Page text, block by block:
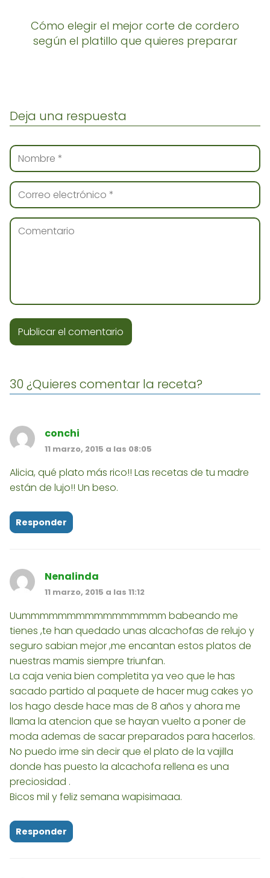
Cómo elegir el mejor corte de cordero
según el platillo que quieres preparar
30 ¿Quieres comentar la receta?
conchi
11 marzo, 2015 a las 08:05
Alicia, qué plato más rico!! Las recetas de tu madre
están de lujo!! Un beso.
Responder
Nenalinda
11 marzo, 2015 a las 11:12
Uummmmmmmmmmmmmmmm babeando me
tienes ,te han quedado unas alcachofas de relujo y
seguro sabian mejor ,me encantan estos platos de
nuestras mamis siempre triunfan.
La caja venia bien completita ya veo que le has
sacado partido al paquete de hacer mug cakes yo
los hago desde hace mas de 8 años y ahora me
llama la atencion que se hayan vuelto a poner de
moda ademas de sacar preparados para hacerlos.
No puedo irme sin decir que el plato de la vajilla
donde has puesto la alcachofa rellena es una
preciosidad .
Bicos mil y feliz semana wapisimaaa.
Responder
Deja una respuesta